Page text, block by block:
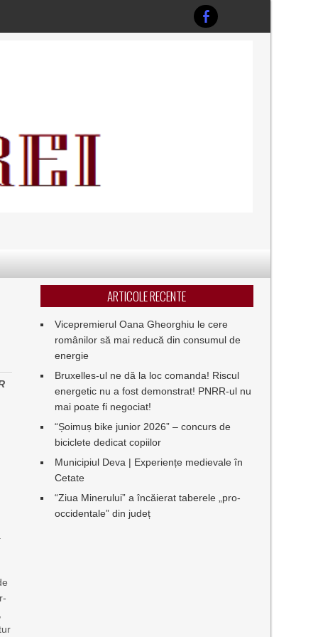
ARTICOLE RECENTE
Vicepremierul Oana Gheorghiu le cere
românilor să mai reducă din consumul de
energie
Bruxelles-ul ne dă la loc comanda! Riscul
energetic nu a fost demonstrat! PNRR-ul nu
mai poate fi negociat!
“Șoimuș bike junior 2026” – concurs de
biciclete dedicat copiilor
Municipiul Deva | Experiențe medievale în
Cetate
“Ziua Minerului” a încăierat taberele „pro-
occidentale” din județ